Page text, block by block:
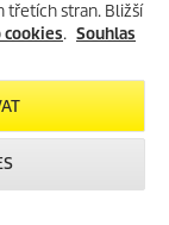
třetích stran. Bližší
cookies. Souhlas